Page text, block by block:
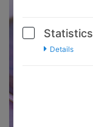
Statistics
Details